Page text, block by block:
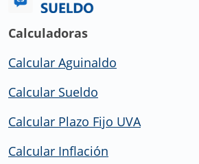
Calculadoras
Calcular Aguinaldo
Calcular Sueldo
Calcular Plazo Fijo UVA
Calcular Inflación